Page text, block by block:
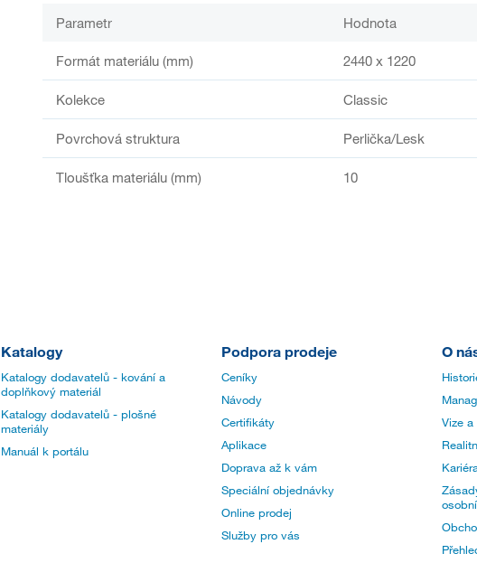
Parametr Hodnota
Formát materiálu (mm) 2440 x 1220
Kolekce Classic
Povrchová struktura Perlička/Lesk
Tloušťka materiálu (mm) 10
Katalogy
Katalogy dodavatelů - kování a
doplňkový materiál
Katalogy dodavatelů - plošné
materiály
Manuál k portálu
Podpora prodeje
Ceníky
Návody
Certifikáty
Aplikace
Doprava až k vám
Speciální objednávky
Online prodej
Služby pro vás
O
Vize